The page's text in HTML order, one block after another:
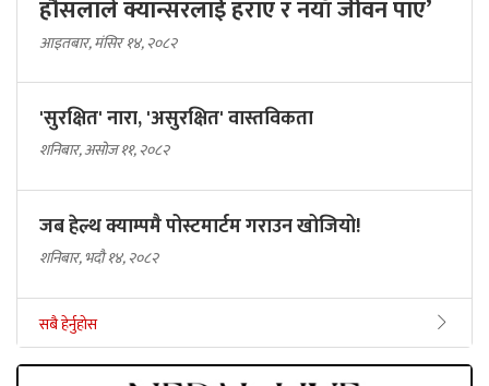
हौसलाले क्यान्सरलाई हराए र नयाँ जीवन पाए’
आइतबार, मंसिर १४, २०८२
'सुरक्षित' नारा, 'असुरक्षित' वास्तविकता
शनिबार, असोज ११, २०८२
जब हेल्थ क्याम्पमै पोस्टमार्टम गराउन खोजियो!
शनिबार, भदौ १४, २०८२
सबै हेर्नुहोस